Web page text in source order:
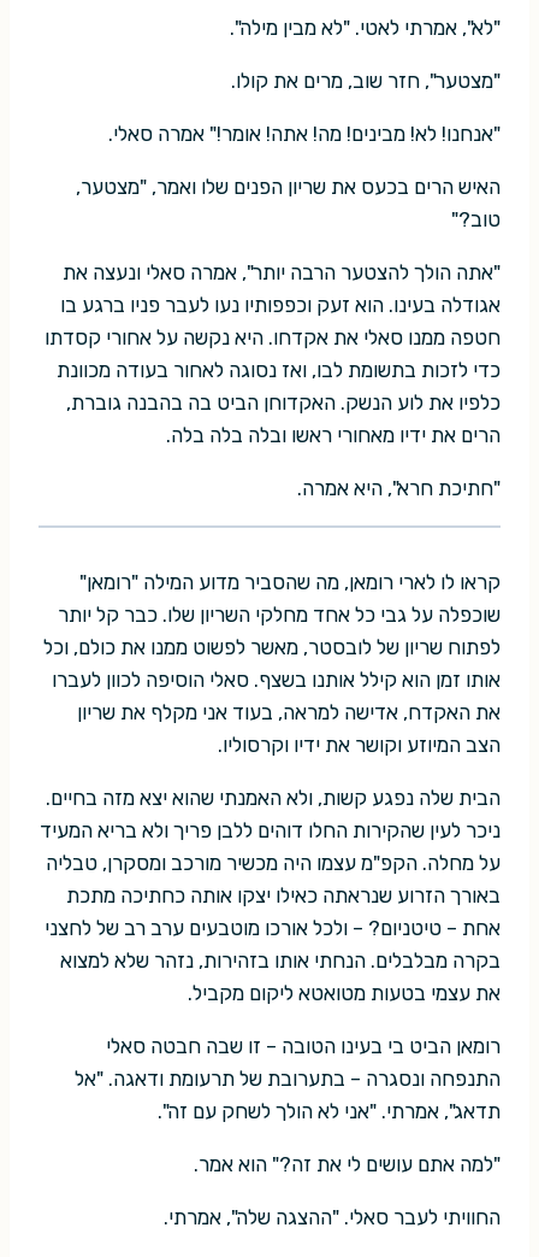
"לא", אמרתי לאטי. "לא מבין מילה".
"מצטער", חזר שוב, מרים את קולו.
"אנחנו! לא! מבינים! מה! אתה! אומר!" אמרה סאלי.
האיש הרים בכעס את שריון הפנים שלו ואמר, "מצטער,
טוב?"
"אתה הולך להצטער הרבה יותר", אמרה סאלי ונעצה את
אגודלה בעינו. הוא זעק וכפפותיו נעו לעבר פניו ברגע בו
חטפה ממנו סאלי את אקדחו. היא נקשה על אחורי קסדתו
כדי לזכות בתשומת לבו, ואז נסוגה לאחור בעודה מכוונת
כלפיו את לוע הנשק. האקדוחן הביט בה בהבנה גוברת,
הרים את ידיו מאחורי ראשו ובלה בלה בלה.
"חתיכת חרא", היא אמרה.
קראו לו לארי רומאן, מה שהסביר מדוע המילה "רומאן"
שוכפלה על גבי כל אחד מחלקי השריון שלו. כבר קל יותר
לפתוח שריון של לובסטר, מאשר לפשוט ממנו את כולם, וכל
אותו זמן הוא קילל אותנו בשצף. סאלי הוסיפה לכוון לעברו
את האקדח, אדישה למראה, בעוד אני מקלף את שריון
הצב המיוזע וקושר את ידיו וקרסוליו.
הבית שלה נפגע קשות, ולא האמנתי שהוא יצא מזה בחיים.
ניכר לעין שהקירות החלו דוהים ללבן פריך ולא בריא המעיד
על מחלה. הקפ"מ עצמו היה מכשיר מורכב ומסקרן, טבליה
באורך הזרוע שנראתה כאילו יצקו אותה כחתיכה מתכת
אחת – טיטניום? – ולכל אורכו מוטבעים ערב רב של לחצני
בקרה מבלבלים. הנחתי אותו בזהירות, נזהר שלא למצוא
את עצמי בטעות מטואטא ליקום מקביל.
רומאן הביט בי בעינו הטובה – זו שבה חבטה סאלי
התנפחה ונסגרה – בתערובת של תרעומת ודאגה. "אל
תדאג", אמרתי. "אני לא הולך לשחק עם זה".
"למה אתם עושים לי את זה?" הוא אמר.
החוויתי לעבר סאלי. "ההצגה שלה", אמרתי.